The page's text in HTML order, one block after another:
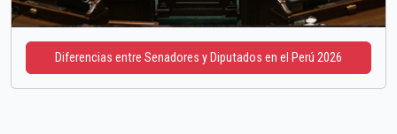
Diferencias entre Senadores y Diputados en el Perú 2026